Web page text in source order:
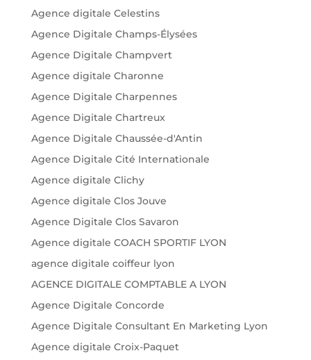
Agence digitale Celestins
Agence Digitale Champs-Élysées
Agence Digitale Champvert
Agence digitale Charonne
Agence Digitale Charpennes
Agence Digitale Chartreux
Agence Digitale Chaussée-d'Antin
Agence Digitale Cité Internationale
Agence digitale Clichy
Agence digitale Clos Jouve
Agence Digitale Clos Savaron
Agence digitale COACH SPORTIF LYON
agence digitale coiffeur lyon
AGENCE DIGITALE COMPTABLE A LYON
Agence Digitale Concorde
Agence Digitale Consultant En Marketing Lyon
Agence digitale Croix-Paquet